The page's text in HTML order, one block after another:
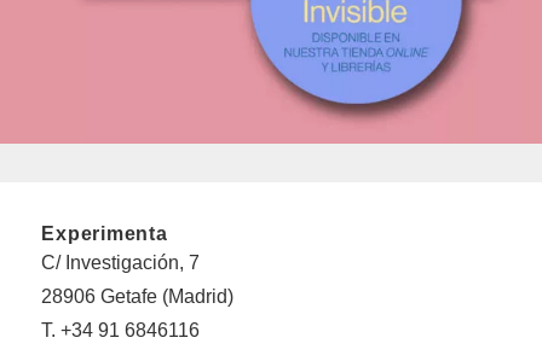
Experimenta
C/ Investigación, 7
28906 Getafe (Madrid)
T. +34 91 6846116